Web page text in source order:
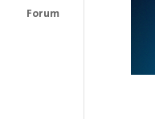
Forum